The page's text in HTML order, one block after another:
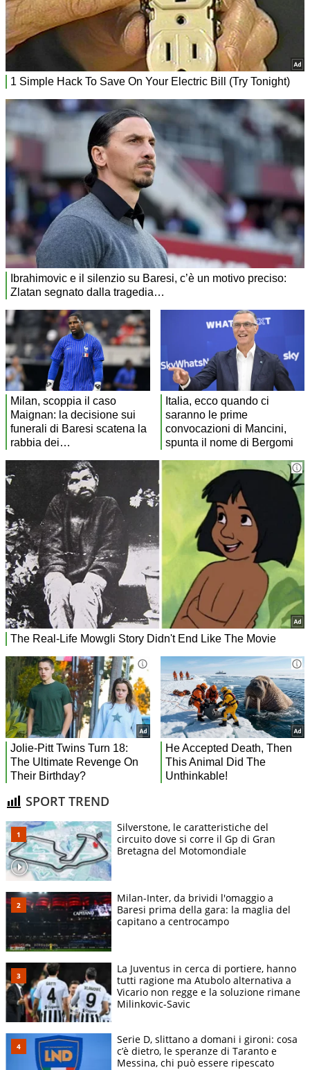
SPORT TREND
Silverstone, le caratteristiche del
circuito dove si corre il Gp di Gran
Bretagna del Motomondiale
Milan-Inter, da brividi l'omaggio a
Baresi prima della gara: la maglia del
capitano a centrocampo
La Juventus in cerca di portiere, hanno
tutti ragione ma Atubolo alternativa a
Vicario non regge e la soluzione rimane
Milinkovic-Savic
Serie D, slittano a domani i gironi: cosa
c’è dietro, le speranze di Taranto e
Messina, chi può essere ripescato